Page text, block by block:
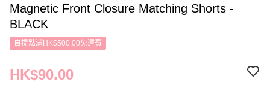
Magnetic Front Closure Matching Shorts -
BLACK
自提點滿HK$500.00免運費
HK$90.00